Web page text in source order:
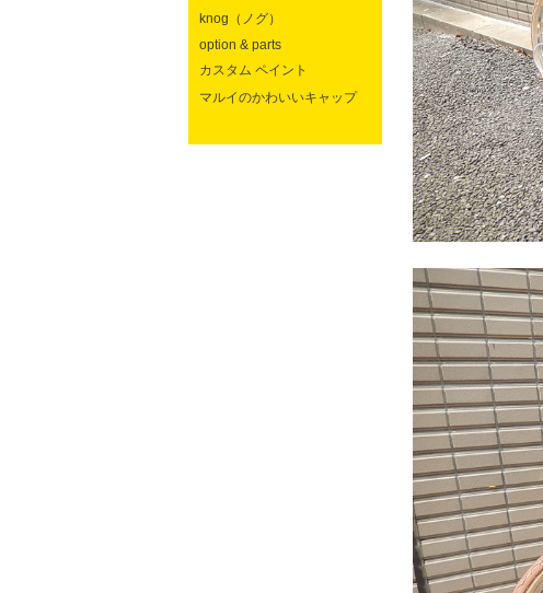
knog（ノグ）
option & parts
カスタム ペイント
マルイのかわいいキャップ